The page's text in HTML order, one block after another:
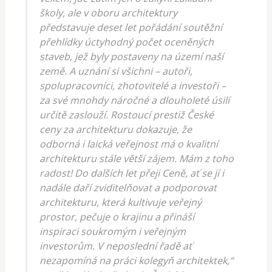
školy, ale v oboru architektury
představuje deset let pořádání soutěžní
přehlídky úctyhodný počet oceněných
staveb, jež byly postaveny na území naší
země. A uznání si všichni – autoři,
spolupracovníci, zhotovitelé a investoři –
za své mnohdy náročné a dlouholeté úsilí
určitě zaslouží. Rostoucí prestiž České
ceny za architekturu dokazuje, že
odborná i laická veřejnost má o kvalitní
architekturu stále větší zájem. Mám z toho
radost! Do dalších let přeji Ceně, ať se jí i
nadále daří zviditelňovat a podporovat
architekturu, která kultivuje veřejný
prostor, pečuje o krajinu a přináší
inspiraci soukromým i veřejným
investorům. V neposlední řadě ať
nezapomíná na práci kolegyň architektek,“